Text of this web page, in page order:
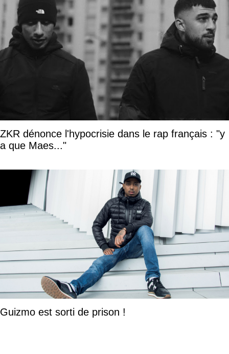
ZKR dénonce l'hypocrisie dans le rap français : "y
a que Maes..."
Guizmo est sorti de prison !